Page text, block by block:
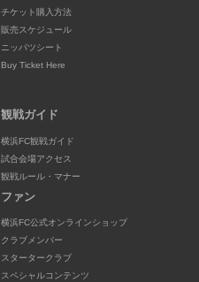
チケット購入方法
販売スケジュール
ニッパツシート
Buy Ticket Here
観戦ガイド
横浜FC観戦ガイド
試合会場アクセス
観戦ルール・マナー
ファン
横浜FC公式オンラインショップ
クラブメンバー
スタータークラブ
スペシャルコンテンツ